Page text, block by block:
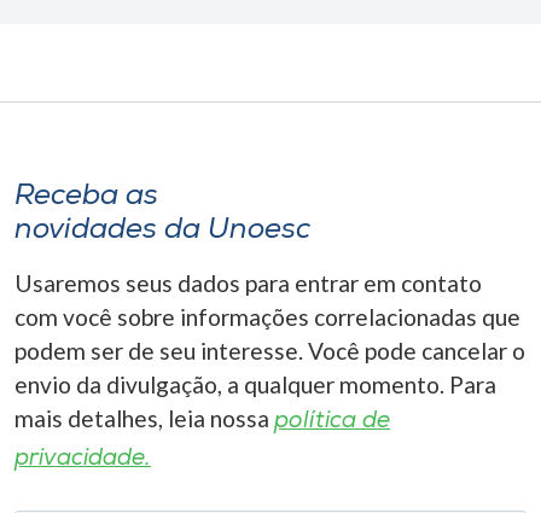
Receba as
novidades da Unoesc
Usaremos seus dados para entrar em contato
com você sobre informações correlacionadas que
podem ser de seu interesse. Você pode cancelar o
envio da divulgação, a qualquer momento. Para
mais detalhes, leia nossa política de
privacidade.